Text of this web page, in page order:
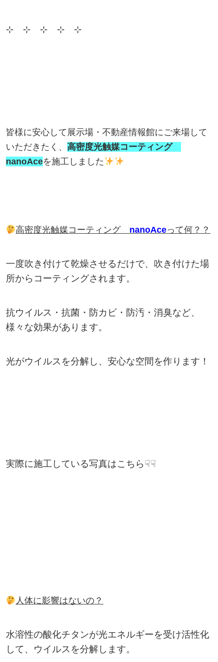
⊹ ⊹ ⊹ ⊹ ⊹
皆様に安心して展示場・不動産情報館にご来場して
いただきたく、 高密度光触媒コーティング
nanoAceを施工しました
高密度光触媒コーティング nanoAceって何？？
一度吹き付けて乾燥させるだけで、吹き付けた場
所からコーティングされます。
抗ウイルス・抗菌・防カビ・防汚・消臭など、
様々な効果があります。
光がウイルスを分解し、安心な空間を作ります！
実際に施工している写真はこちら☟☟
人体に影響はないの？
水溶性の酸化チタンが光エネルギーを受け活性化
して、ウイルスを分解します。